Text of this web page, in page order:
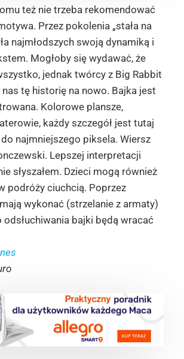
też nie trzeba rekomendować
Przez pokolenia „stała na
najmłodszych swoją dynamiką i
Mogłoby się wydawać, że
jednak twórcy z Big Rabbit
tę historię na nowo. Bajka jest
Kolorowe plansze,
każdy szczegół jest tutaj
najmniejszego piksela. Wiersz
Lepszej interpretacji
słyszałem. Dzieci mogą również
podróży ciuchcią. Poprzez
wykonać (strzelanie z armaty)
odsłuchiwania bajki będą wracać